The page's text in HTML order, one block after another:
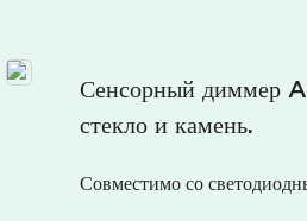
Сенсорный диммер
стекло и камень.
Совместимо со